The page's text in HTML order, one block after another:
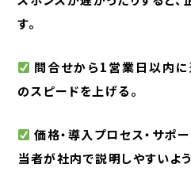
す。
問合せから1営業日以内に
のスピードを上げる。
価格・導入プロセス・サポ
当者が社内で説明しやすいよう